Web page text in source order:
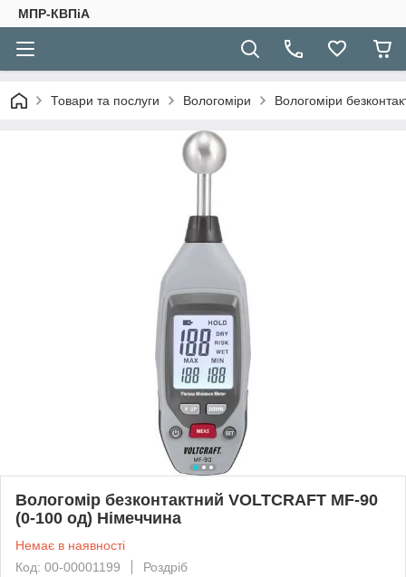
МПР-КВПіА
Товари та послуги Вологоміри Вологоміри
Вологомір безконтактний VOLTCRAFT MF-90
(0-100 од) Німеччина
Немає в наявності
Код: 00-00001199
Роздріб